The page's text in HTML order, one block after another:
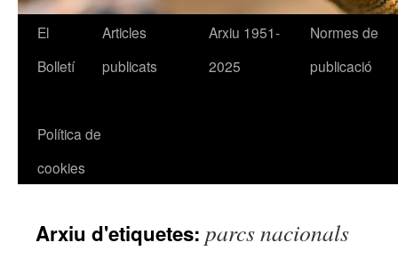
El
Bolletí
Articles
publicats
Arxiu 1951-
2025
Normes de
publicació
Política de
cookies
Arxiu d'etiquetes: parcs nacionals